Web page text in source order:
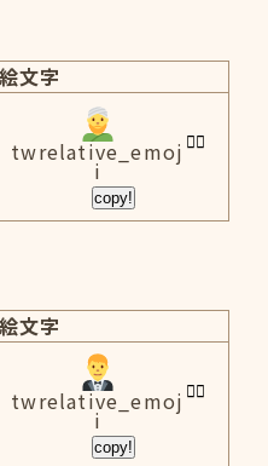
絵文字
twrelative_emoj
i
copy!
絵文字
twrelative_emoj
i
copy!